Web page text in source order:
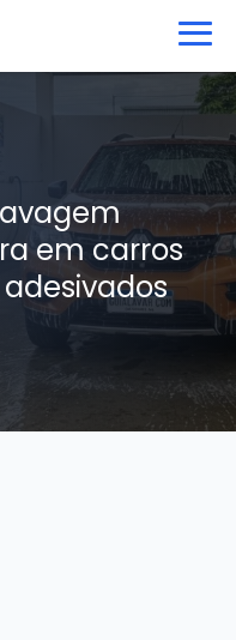
em carros